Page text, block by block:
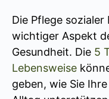
Die Pflege
wichtiger Aspekt
Gesundheit. Die 5
Lebensweise
geben, wie Sie